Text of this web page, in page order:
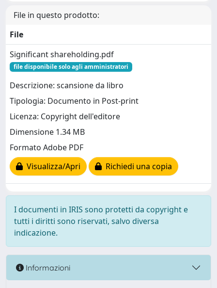
File in questo prodotto:
File
Significant shareholding.pdf
file disponibile solo agli amministratori
Descrizione: scansione da libro
Tipologia: Documento in Post-print
Licenza: Copyright dell'editore
Dimensione 1.34 MB
Formato Adobe PDF
Visualizza/Apri
Richiedi una copia
I documenti in IRIS sono protetti da copyright e
tutti i diritti sono riservati, salvo diversa
indicazione.
Informazioni